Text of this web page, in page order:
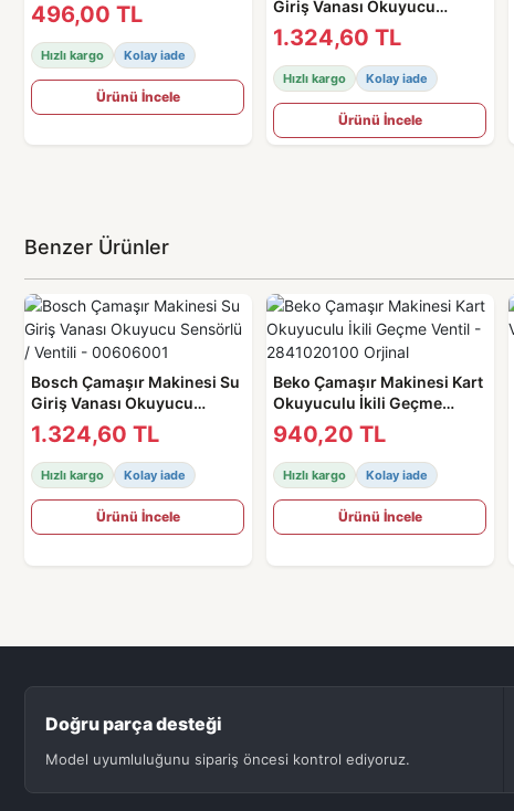
496,00 TL
Hızlı kargo Kolay iade
Ürünü İncele
Giriş Vanası Okuyucu
Sensörlü / Ventili
1.324,60 TL
Hızlı kargo Kolay iade
Ürünü İncele
Benzer Ürünler
Bosch Çamaşır Makinesi Su
Giriş Vanası Okuyucu
Sensörlü / Ventili -
00606001
1.324,60 TL
Hızlı kargo Kolay iade
Ürünü İncele
Beko Çamaşır Makinesi Kart
Okuyuculu İkili Geçme
Ventil - 2841020100 Orjinal
940,20 TL
Hızlı kargo Kolay iade
Ürünü İncele
Doğru parça desteği
Model uyumluluğunu sipariş öncesi kontrol ediyoruz.